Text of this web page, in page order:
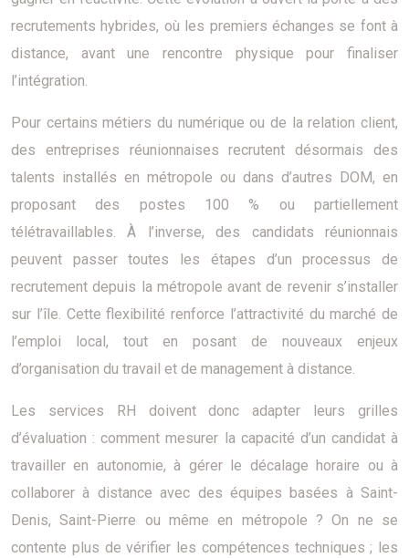
recrutements hybrides, où les premiers échanges se font à
distance, avant une rencontre physique pour finaliser
l’intégration.
Pour certains métiers du numérique ou de la relation client,
des entreprises réunionnaises recrutent désormais des
talents installés en métropole ou dans d’autres DOM, en
proposant des postes 100 % ou partiellement
télétravaillables. À l’inverse, des candidats réunionnais
peuvent passer toutes les étapes d’un processus de
recrutement depuis la métropole avant de revenir s’installer
sur l’île. Cette flexibilité renforce l’attractivité du marché de
l’emploi local, tout en posant de nouveaux enjeux
d’organisation du travail et de management à distance.
Les services RH doivent donc adapter leurs grilles
d’évaluation : comment mesurer la capacité d’un candidat à
travailler en autonomie, à gérer le décalage horaire ou à
collaborer à distance avec des équipes basées à Saint-
Denis, Saint-Pierre ou même en métropole ? On ne se
contente plus de vérifier les compétences techniques ; les